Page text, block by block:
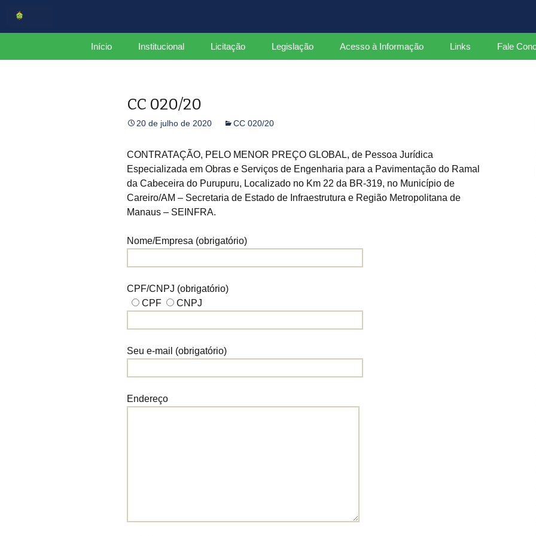
Centro de Serviços Compartilhados
Início Institucional
Organograma
Mapa do Site
Plano de Integridade
Relatório Gerencial
CCGov
Licitação Legislação
Decretos Estaduais
Portarias
Instruções Normativas
Acesso à Informação Links Fale
CC 020/20
20 de julho de 2020 CC 020/20
CONTRATAÇÃO, PELO MENOR PREÇO GLOBAL, de Pessoa Jurídica
Especializada em Obras e Serviços de Engenharia para a Pavimentação do Ramal
da Cabeceira do Purupuru, Localizado no Km 22 da BR-319, no Município de
Careiro/AM – Secretaria de Estado de Infraestrutura e Região Metropolitana de
Manaus – SEINFRA.
Nome/Empresa (obrigatório)
CPF/CNPJ (obrigatório)
CPF
CNPJ
Seu e-mail (obrigatório)
Endereço